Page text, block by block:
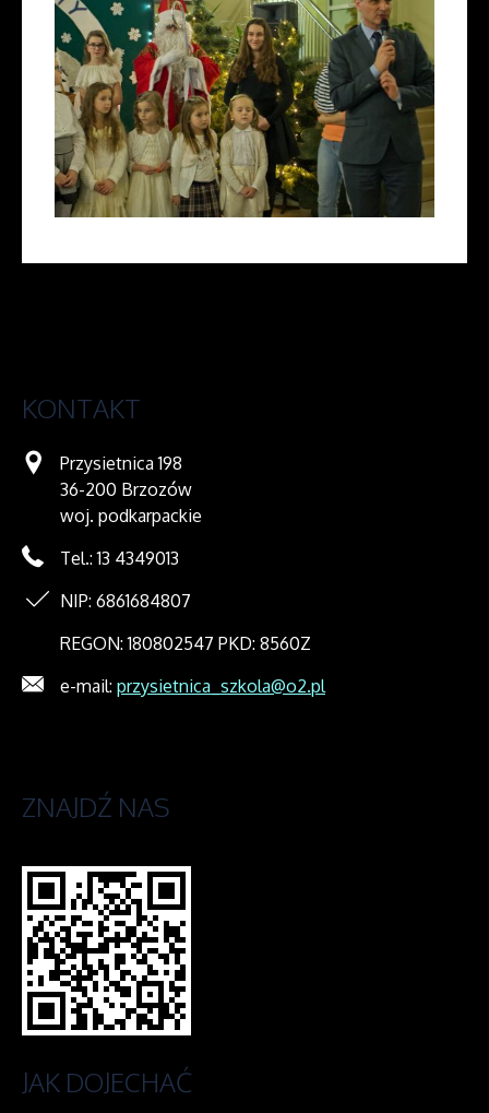
KONTAKT
Przysietnica 198
36-200 Brzozów
woj. podkarpackie
Tel.: 13 4349013
NIP: 6861684807
REGON: 180802547 PKD: 8560Z
e-mail: przysietnica_szkola@o2.pl
ZNAJDŹ NAS
JAK DOJECHAĆ